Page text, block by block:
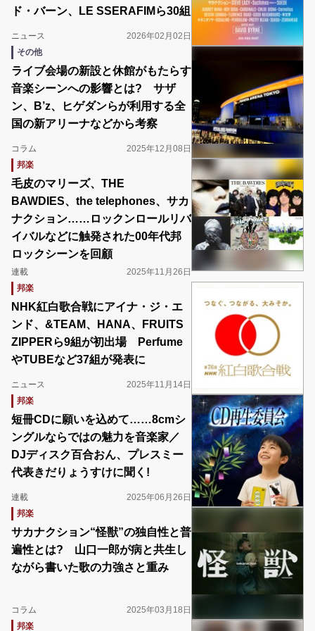
ド・バーン、LE SSERAFIMら30組
ニュース
2026年02月02日
その他
ライブ会場の新設と休館がもたらす
音楽シーンへの影響とは? サザ
ン、B’z、ヒゲダンらが利用する全
国の新アリーナなどから考察
コラム
2025年12月08日
邦楽
毛皮のマリーズ、THE
BAWDIES、the telephones、サカ
ナクション……ロックンロールリバ
イバルなどに触発された00年代邦
ロックシーンを回顧
連載
2025年11月26日
邦楽
NHK紅白歌合戦にアイナ・ジ・エ
ンド、&TEAM、HANA、FRUITS
ZIPPERら9組が初出場 Perfume
やTUBEなど37組が発表に
ニュース
2025年11月14日
邦楽
短冊CDに願いを込めて……8cmシ
ングルならではの魅力を音楽家／
DJディスク百合おん、プレスミー
代表きだりょうすけに聞く!
連載
2025年06月26日
邦楽
サカナクション“怪獣”の独自性と普
遍性とは? 山口一郎が病と共生し
ながら書いた歌の力強さと重み
コラム
2025年03月18日
邦楽